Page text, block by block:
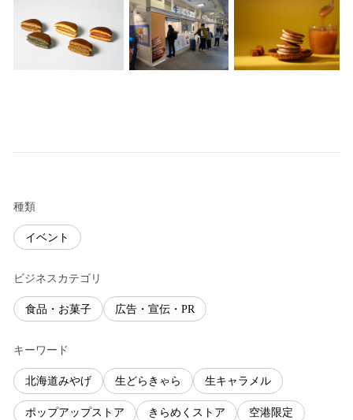
種類
イベント
ビジネスカテゴリ
食品・お菓子 広告・宣伝・PR
キーワード
北海道みやげ 生どらきゃら 生キャラメル
ポップアップストア きらめくストア 空港限定